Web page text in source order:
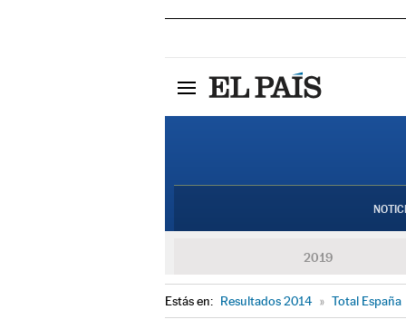
2019
Estás en: Resultados 2014 » Total España